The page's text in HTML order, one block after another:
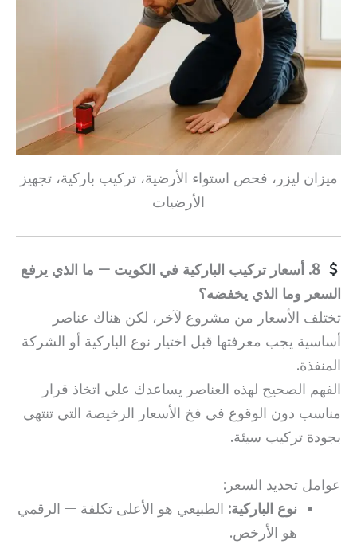
ميزان ليزر، فحص استواء الأرضية، تركيب باركية، تجهيز
الأرضيات
8. أسعار تركيب الباركية في الكويت — ما الذي يرفع
السعر وما الذي يخفضه؟
تختلف الأسعار من مشروع لآخر، لكن هناك عناصر
أساسية يجب معرفتها قبل اختيار نوع الباركية أو الشركة
المنفذة.
الفهم الصحيح لهذه العناصر يساعدك على اتخاذ قرار
مناسب دون الوقوع في فخ الأسعار الرخيصة التي تنتهي
بجودة تركيب سيئة.
عوامل تحديد السعر:
نوع الباركية: الطبيعي هو الأعلى تكلفة — الرقمي
هو الأرخص.